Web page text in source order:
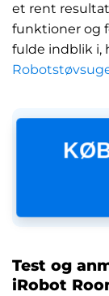
et rent
funktioner og
fulde indblik i,
Test og
iRobot